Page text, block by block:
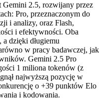
Gemini 2.5, rozwijany przez
Pro, przeznaczonym do
i analizy, oraz Flash,
i efektywności. Oba
a dzięki długiemu
w pracy badawczej, jak
Gemini 2.5 Pro
1 miliona tokenów (z
najwyższą pozycję w
o +39 punktów Elo
i kodowania.